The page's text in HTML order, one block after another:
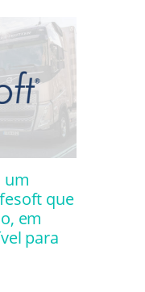
um
que
em
para